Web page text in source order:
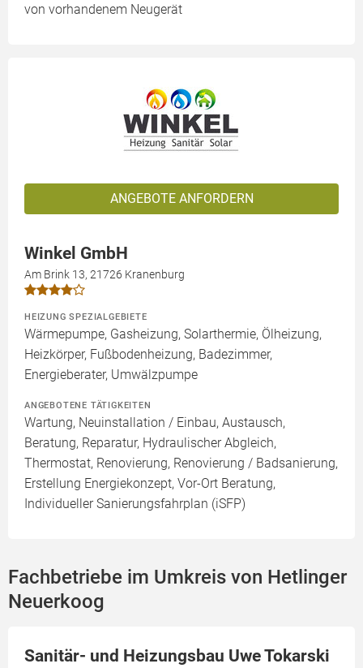
von vorhandenem Neugerät
ANGEBOTE ANFORDERN
Winkel GmbH
Am Brink 13, 21726 Kranenburg
HEIZUNG SPEZIALGEBIETE
Wärmepumpe, Gasheizung, Solarthermie, Ölheizung,
Heizkörper, Fußbodenheizung, Badezimmer,
Energieberater, Umwälzpumpe
ANGEBOTENE TÄTIGKEITEN
Wartung, Neuinstallation / Einbau, Austausch,
Beratung, Reparatur, Hydraulischer Abgleich,
Thermostat, Renovierung, Renovierung / Badsanierung,
Erstellung Energiekonzept, Vor-Ort Beratung,
Individueller Sanierungsfahrplan (iSFP)
Fachbetriebe im Umkreis von Hetlinger
Neuerkoog
Sanitär- und Heizungsbau Uwe Tokarski